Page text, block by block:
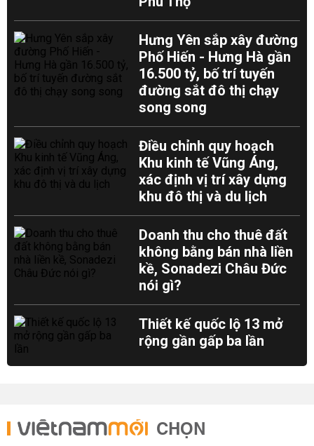
Hưng Yên sắp xây đường
Phố Hiến - Hưng Hà gần
16.500 tỷ, bố trí tuyến
đường sắt đô thị chạy
song song
Điều chỉnh quy hoạch
Khu kinh tế Vũng Áng,
xác định vị trí xây dựng
khu đô thị và du lịch
Doanh thu cho thuê đất
không bằng bán nhà liền
kề, Sonadezi Châu Đức
nói gì?
Thiết kế quốc lộ 13 mở
rộng gần gấp ba lần
CHỌN